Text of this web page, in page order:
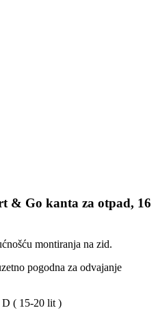
& Go kanta za otpad, 16
montiranja na zid.
pogodna za odvajanje
D ( 15-20 lit )